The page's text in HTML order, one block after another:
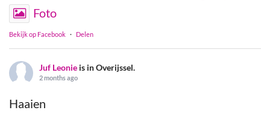
Foto
Bekijk op Facebook · Delen
Juf Leonie is in Overijssel.
2 months ago
Haaien